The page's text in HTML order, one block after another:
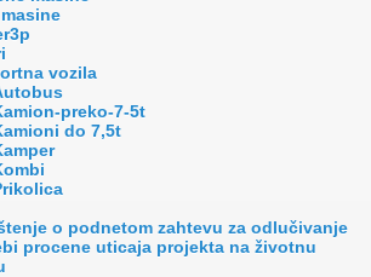
vozila
preko-7-5t
do 7,5t
o podnetom zahtevu za odlučivanje
procene uticaja projekta na životnu